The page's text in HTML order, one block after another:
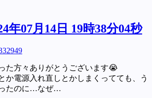
年07月14日 19時38分04秒
た方々ありがとうございます😭
か電源入れ直しとかしまくってても、う
たのに…なぜ…